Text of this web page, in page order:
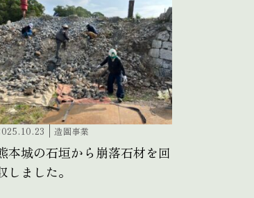
造園事業
本城の石垣から崩落石材を回
しました。